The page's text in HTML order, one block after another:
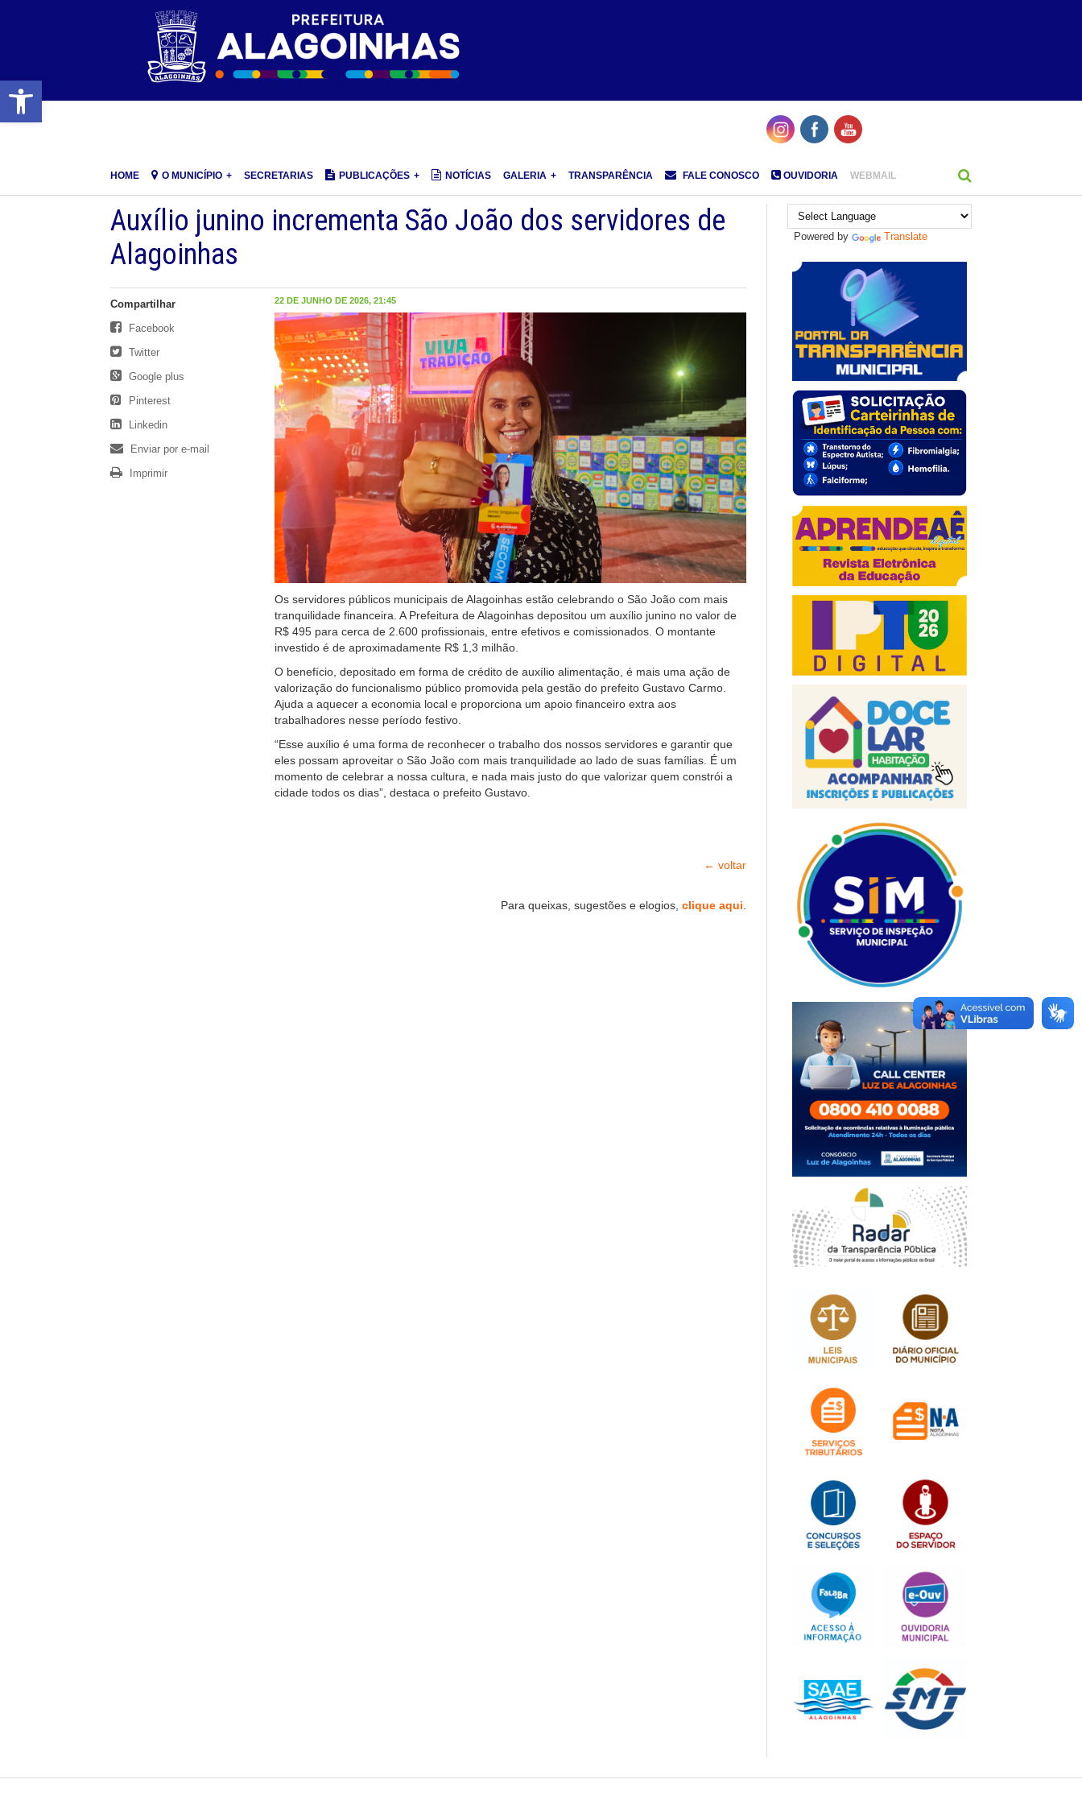
Barra de Ferramentas Aberta
HOME O MUNICÍPIO SECRETARIAS PUBLICAÇÕES NOTÍCIAS GALERIA TRANSPARÊNCIA FALE CONOSCO OUVIDORIA WEBMAIL
Auxílio junino incrementa São João dos servidores de
Alagoinhas
22 DE JUNHO DE 2026, 21:45
Os servidores públicos municipais de Alagoinhas estão celebrando o São João com mais
tranquilidade financeira. A Prefeitura de Alagoinhas depositou um auxílio junino no valor de
R$ 495 para cerca de 2.600 profissionais, entre efetivos e comissionados. O montante
investido é de aproximadamente R$ 1,3 milhão.
O benefício, depositado em forma de crédito de auxílio alimentação, é mais uma ação de
valorização do funcionalismo público promovida pela gestão do prefeito Gustavo Carmo.
Ajuda a aquecer a economia local e proporciona um apoio financeiro extra aos
trabalhadores nesse período festivo.
“Esse auxílio é uma forma de reconhecer o trabalho dos nossos servidores e garantir que
eles possam aproveitar o São João com mais tranquilidade ao lado de suas famílias. É um
momento de celebrar a nossa cultura, e nada mais justo do que valorizar quem constrói a
cidade todos os dias”, destaca o prefeito Gustavo.
← voltar
Para queixas, sugestões e elogios, clique aqui
Compartilhar
Facebook
Twitter
Google plus
Pinterest
Linkedin
Enviar por e-mail
Imprimir
Powered by Translate